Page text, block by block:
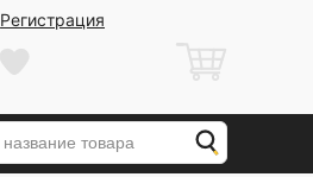
Регистрация